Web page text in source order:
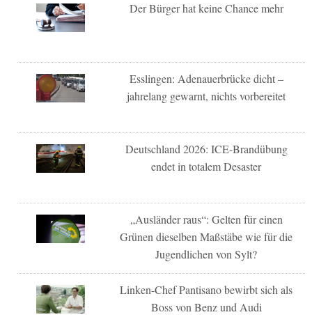
Der Bürger hat keine Chance mehr
Esslingen: Adenauerbrücke dicht –
jahrelang gewarnt, nichts vorbereitet
Deutschland 2026: ICE-Brandübung
endet in totalem Desaster
„Ausländer raus“: Gelten für einen
Grünen dieselben Maßstäbe wie für die
Jugendlichen von Sylt?
Linken-Chef Pantisano bewirbt sich als
Boss von Benz und Audi